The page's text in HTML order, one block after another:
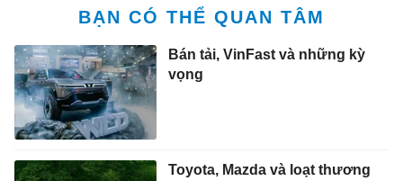
BẠN CÓ THỂ QUAN TÂM
Bán tải, VinFast và những kỳ
vọng
Toyota, Mazda và loạt thương